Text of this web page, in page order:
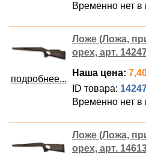
Временно нет в
подробнее...
Ложе (Ложа,
орех, арт.
Наша цена:
ID товара:
Временно нет в
Ложе (Ложа,
орех, арт.